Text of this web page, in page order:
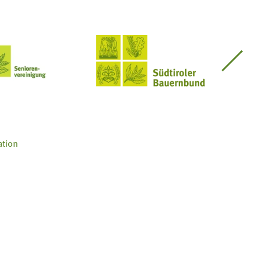
Seniorenvereinigung im SBB Südtiroler Bauernbund